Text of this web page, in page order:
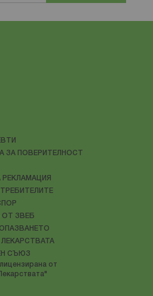
ЗА ПОВЕРИТЕЛНОСТ
ОТ ЗВЕБ
ЛЕКАРСТВАТА
СЪЮЗ
от